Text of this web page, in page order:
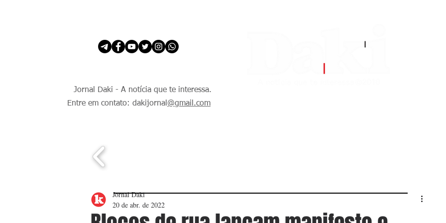
Jornal Daki - A notícia que te interessa.
Entre em contato: dakijornal @gmail.com
Jornal Daki
20 de abr. de 2022